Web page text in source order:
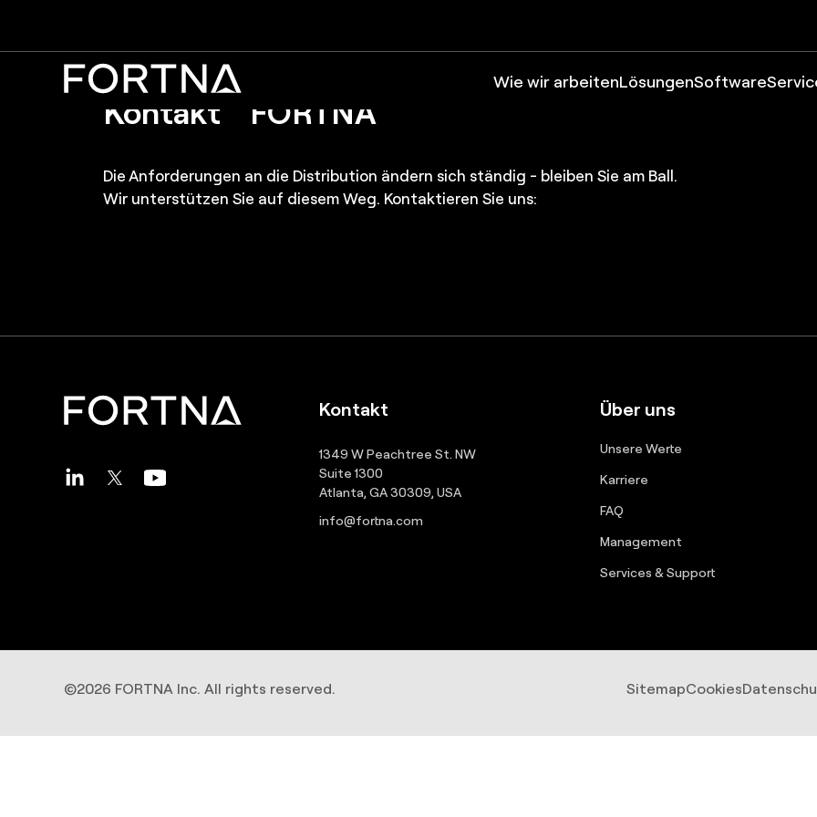
Wie wir arbeitenLösungenSoftware
Kontakt
Die Anforderungen an die Distribution ändern sich ständig - bleiben Sie am Ball.
Wir unterstützen Sie auf diesem Weg. Kontaktieren Sie uns:
Kontakt
1349 W Peachtree St. NW
Suite 1300
Atlanta, GA 30309, USA
info@fortna.com
Über uns
Unsere Werte
Karriere
FAQ
Management
Services & Support
©2026 FORTNA Inc. All rights reserved. SitemapCookies